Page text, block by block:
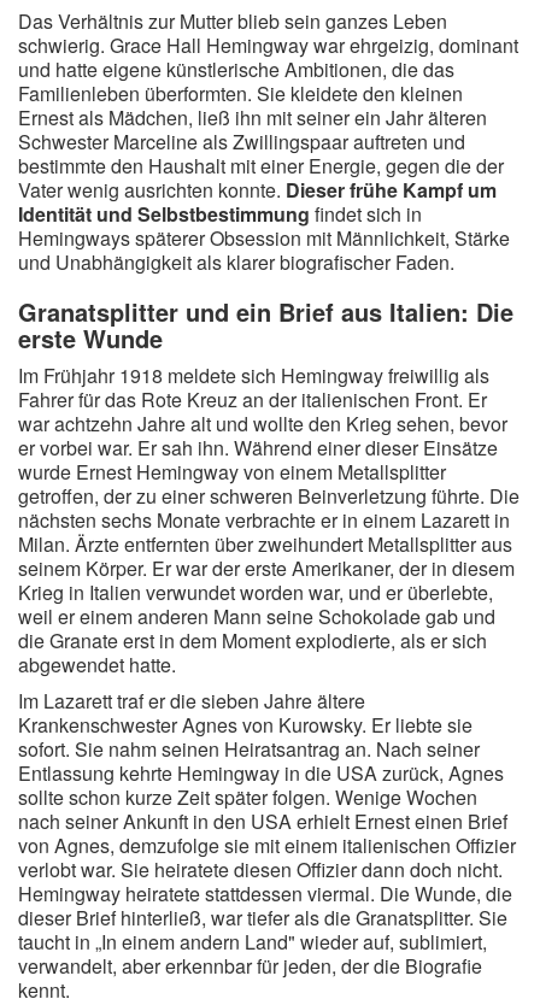
Das Verhältnis zur Mutter blieb sein ganzes Leben
schwierig. Grace Hall Hemingway war ehrgeizig, dominant
und hatte eigene künstlerische Ambitionen, die das
Familienleben überformten. Sie kleidete den kleinen
Ernest als Mädchen, ließ ihn mit seiner ein Jahr älteren
Schwester Marceline als Zwillingspaar auftreten und
bestimmte den Haushalt mit einer Energie, gegen die der
Vater wenig ausrichten konnte. Dieser frühe Kampf um
Identität und Selbstbestimmung findet sich in
Hemingways späterer Obsession mit Männlichkeit, Stärke
und Unabhängigkeit als klarer biografischer Faden.
Granatsplitter und ein Brief aus Italien: Die
erste Wunde
Im Frühjahr 1918 meldete sich Hemingway freiwillig als
Fahrer für das Rote Kreuz an der italienischen Front. Er
war achtzehn Jahre alt und wollte den Krieg sehen, bevor
er vorbei war. Er sah ihn. Während einer dieser Einsätze
wurde Ernest Hemingway von einem Metallsplitter
getroffen, der zu einer schweren Beinverletzung führte. Die
nächsten sechs Monate verbrachte er in einem Lazarett in
Milan. Ärzte entfernten über zweihundert Metallsplitter aus
seinem Körper. Er war der erste Amerikaner, der in diesem
Krieg in Italien verwundet worden war, und er überlebte,
weil er einem anderen Mann seine Schokolade gab und
die Granate erst in dem Moment explodierte, als er sich
abgewendet hatte.
Im Lazarett traf er die sieben Jahre ältere
Krankenschwester Agnes von Kurowsky. Er liebte sie
sofort. Sie nahm seinen Heiratsantrag an. Nach seiner
Entlassung kehrte Hemingway in die USA zurück, Agnes
sollte schon kurze Zeit später folgen. Wenige Wochen
nach seiner Ankunft in den USA erhielt Ernest einen Brief
von Agnes, demzufolge sie mit einem italienischen Offizier
verlobt war. Sie heiratete diesen Offizier dann doch nicht.
Hemingway heiratete stattdessen viermal. Die Wunde, die
dieser Brief hinterließ, war tiefer als die Granatsplitter. Sie
taucht in „In einem andern Land" wieder auf, sublimiert,
verwandelt, aber erkennbar für jeden, der die Biografie
kennt.